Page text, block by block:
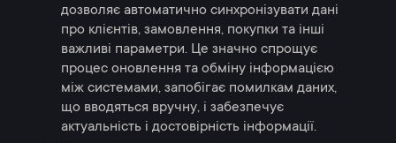
дозволяє автоматично синхронізувати дані
про клієнтів, замовлення, покупки та інші
важливі параметри. Це значно спрощує
процес оновлення та обміну інформацією
між системами, запобігає помилкам даних,
що вводяться вручну, і забезпечує
актуальність і достовірність інформації.